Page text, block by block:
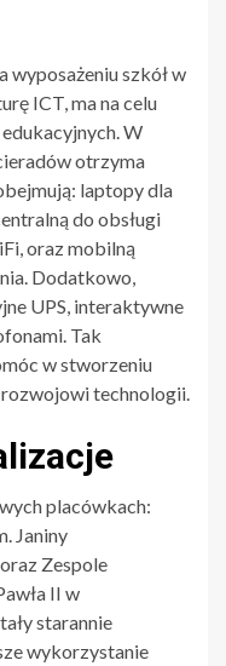
wyposażeniu szkół w
ICT, ma na celu
W
otrzyma
laptopy dla
do obsługi
oraz mobilną
Dodatkowo,
UPS, interaktywne
Tak
w stworzeniu
technologii.
placówkach:
Janiny
Zespole
II w
starannie
wykorzystanie